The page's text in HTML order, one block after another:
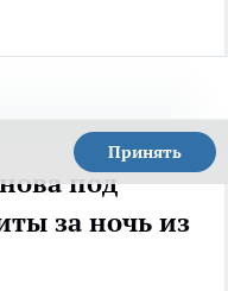
Принять
под
за ночь из